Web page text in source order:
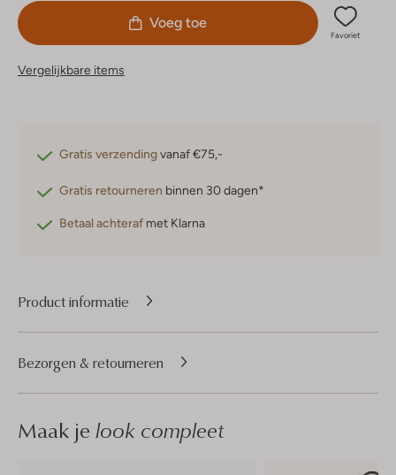
Voeg toe
Favoriet
Vergelijkbare items
Gratis verzendingvanaf €75,-
Gratis retourneren binnen 30 dagen*
Betaal achteraf met Klarna
Product informatie
Bezorgen & retourneren
Maak je look compleet